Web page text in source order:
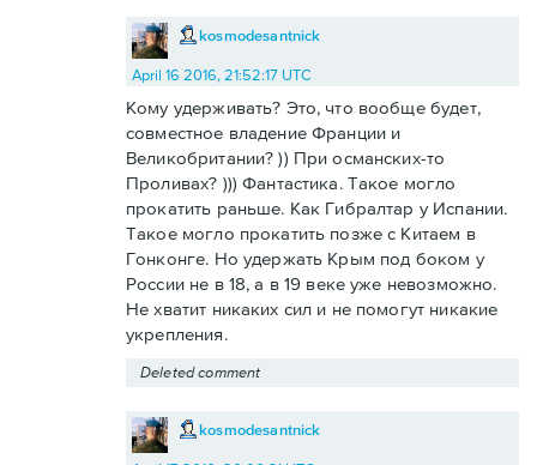
kosmodesantnick
April 16 2016, 21:52:17 UTC
Кому удерживать? Это, что вообще будет,
совместное владение Франции и
Великобритании? )) При османских-то
Проливах? ))) Фантастика. Такое могло
прокатить раньше. Как Гибралтар у Испании.
Такое могло прокатить позже с Китаем в
Гонконге. Но удержать Крым под боком у
России не в 18, а в 19 веке уже невозможно.
Не хватит никаких сил и не помогут никакие
укрепления.
Deleted comment
kosmodesantnick